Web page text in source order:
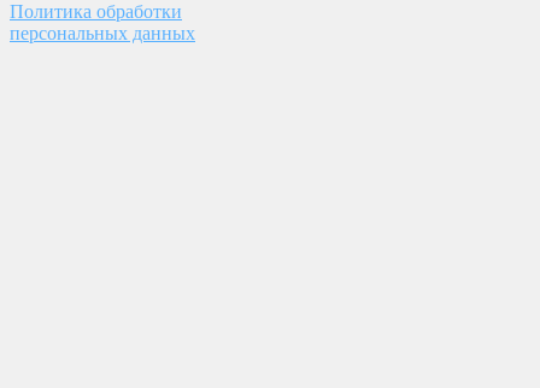
Политика обработки
персональных данных